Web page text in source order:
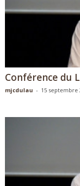
Conférence du
mjcdulau - 15 septembre